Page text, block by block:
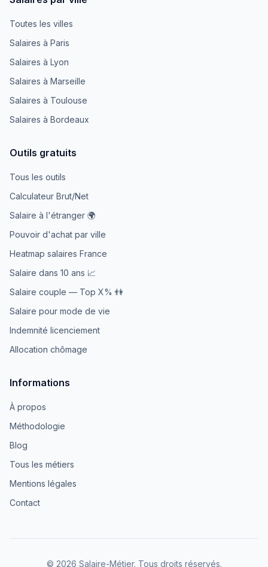
Toutes les villes
Salaires à Paris
Salaires à Lyon
Salaires à Marseille
Salaires à Toulouse
Salaires à Bordeaux
Outils gratuits
Tous les outils
Calculateur Brut/Net
Salaire à l'étranger 🌍
Pouvoir d'achat par ville
Heatmap salaires France
Salaire dans 10 ans 📈
Salaire couple — Top X% 👫
Salaire pour mode de vie
Indemnité licenciement
Allocation chômage
Informations
À propos
Méthodologie
Blog
Tous les métiers
Mentions légales
Contact
© 2026 Salaire-Métier. Tous droits réservés.